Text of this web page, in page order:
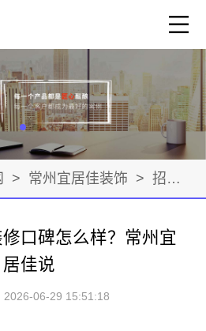
> 常州宜居佳装饰 > 招商加盟
口碑怎么样？常州宜
居佳说
2026-06-29 15:51:18